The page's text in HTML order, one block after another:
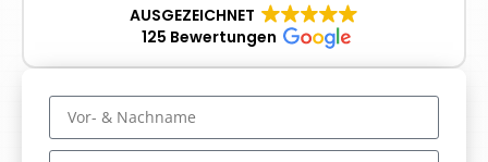
AUSGEZEICHNET
125 Bewertungen